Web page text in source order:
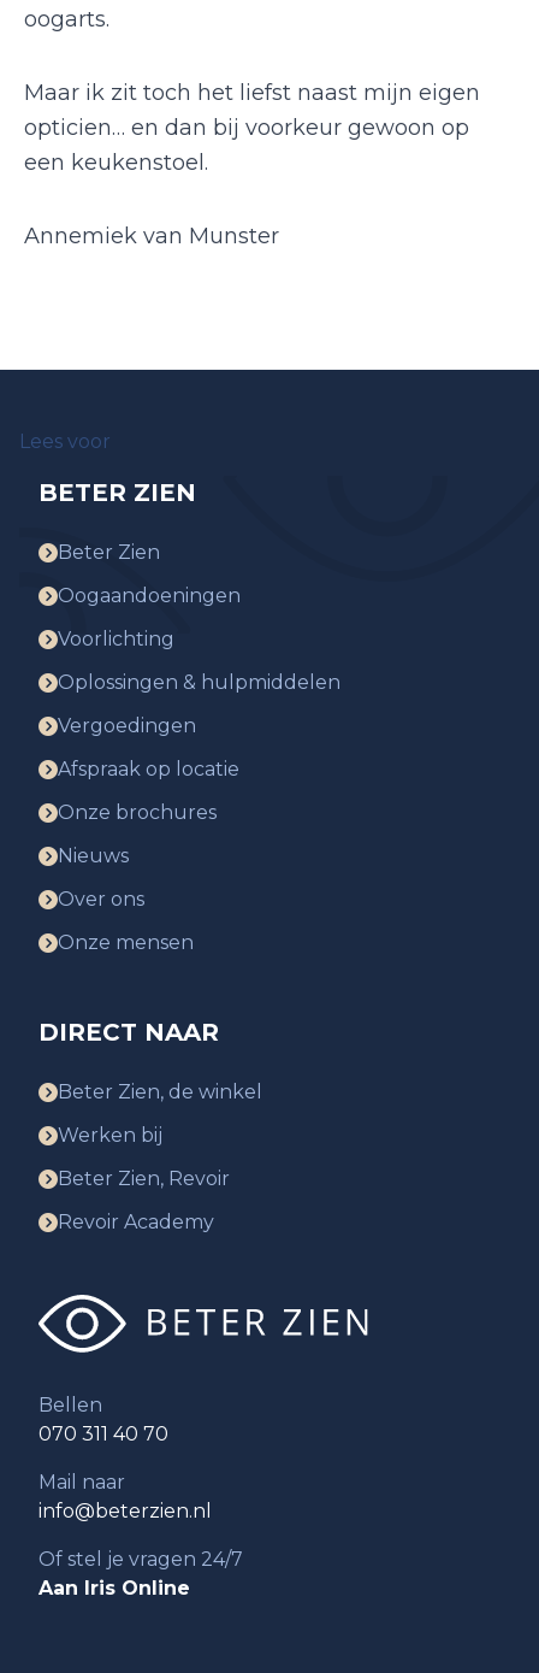
oogarts.
Maar ik zit toch het liefst naast mijn eigen
opticien… en dan bij voorkeur gewoon op
een keukenstoel.
Annemiek van Munster
Lees voor
BETER ZIEN
Beter Zien
Oogaandoeningen
Voorlichting
Oplossingen & hulpmiddelen
Vergoedingen
Afspraak op locatie
Onze brochures
Nieuws
Over ons
Onze mensen
DIRECT NAAR
Beter Zien, de winkel
Werken bij
Beter Zien, Revoir
Revoir Academy
Bellen
070 311 40 70
Mail naar
info@beterzien.nl
Of stel je vragen 24/7
Aan Iris Online